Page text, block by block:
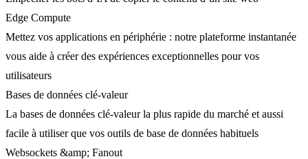
Edge Compute
Mettez vos applications en périphérie : notre plateforme instantanée
vous aide à créer des expériences exceptionnelles pour vos
utilisateurs
Bases de données clé-valeur
La bases de données clé-valeur la plus rapide du marché et aussi
facile à utiliser que vos outils de base de données habituels
Websockets &amp; Fanout